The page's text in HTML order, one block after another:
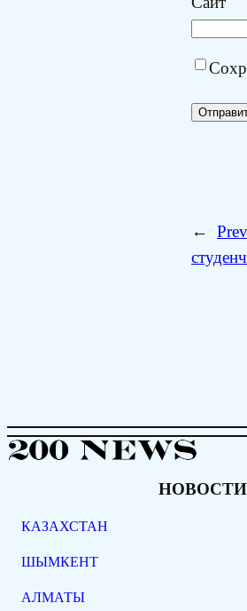
←
НОВОСТИ
КАЗАХСТАН
ШЫМКЕНТ
АЛМАТЫ